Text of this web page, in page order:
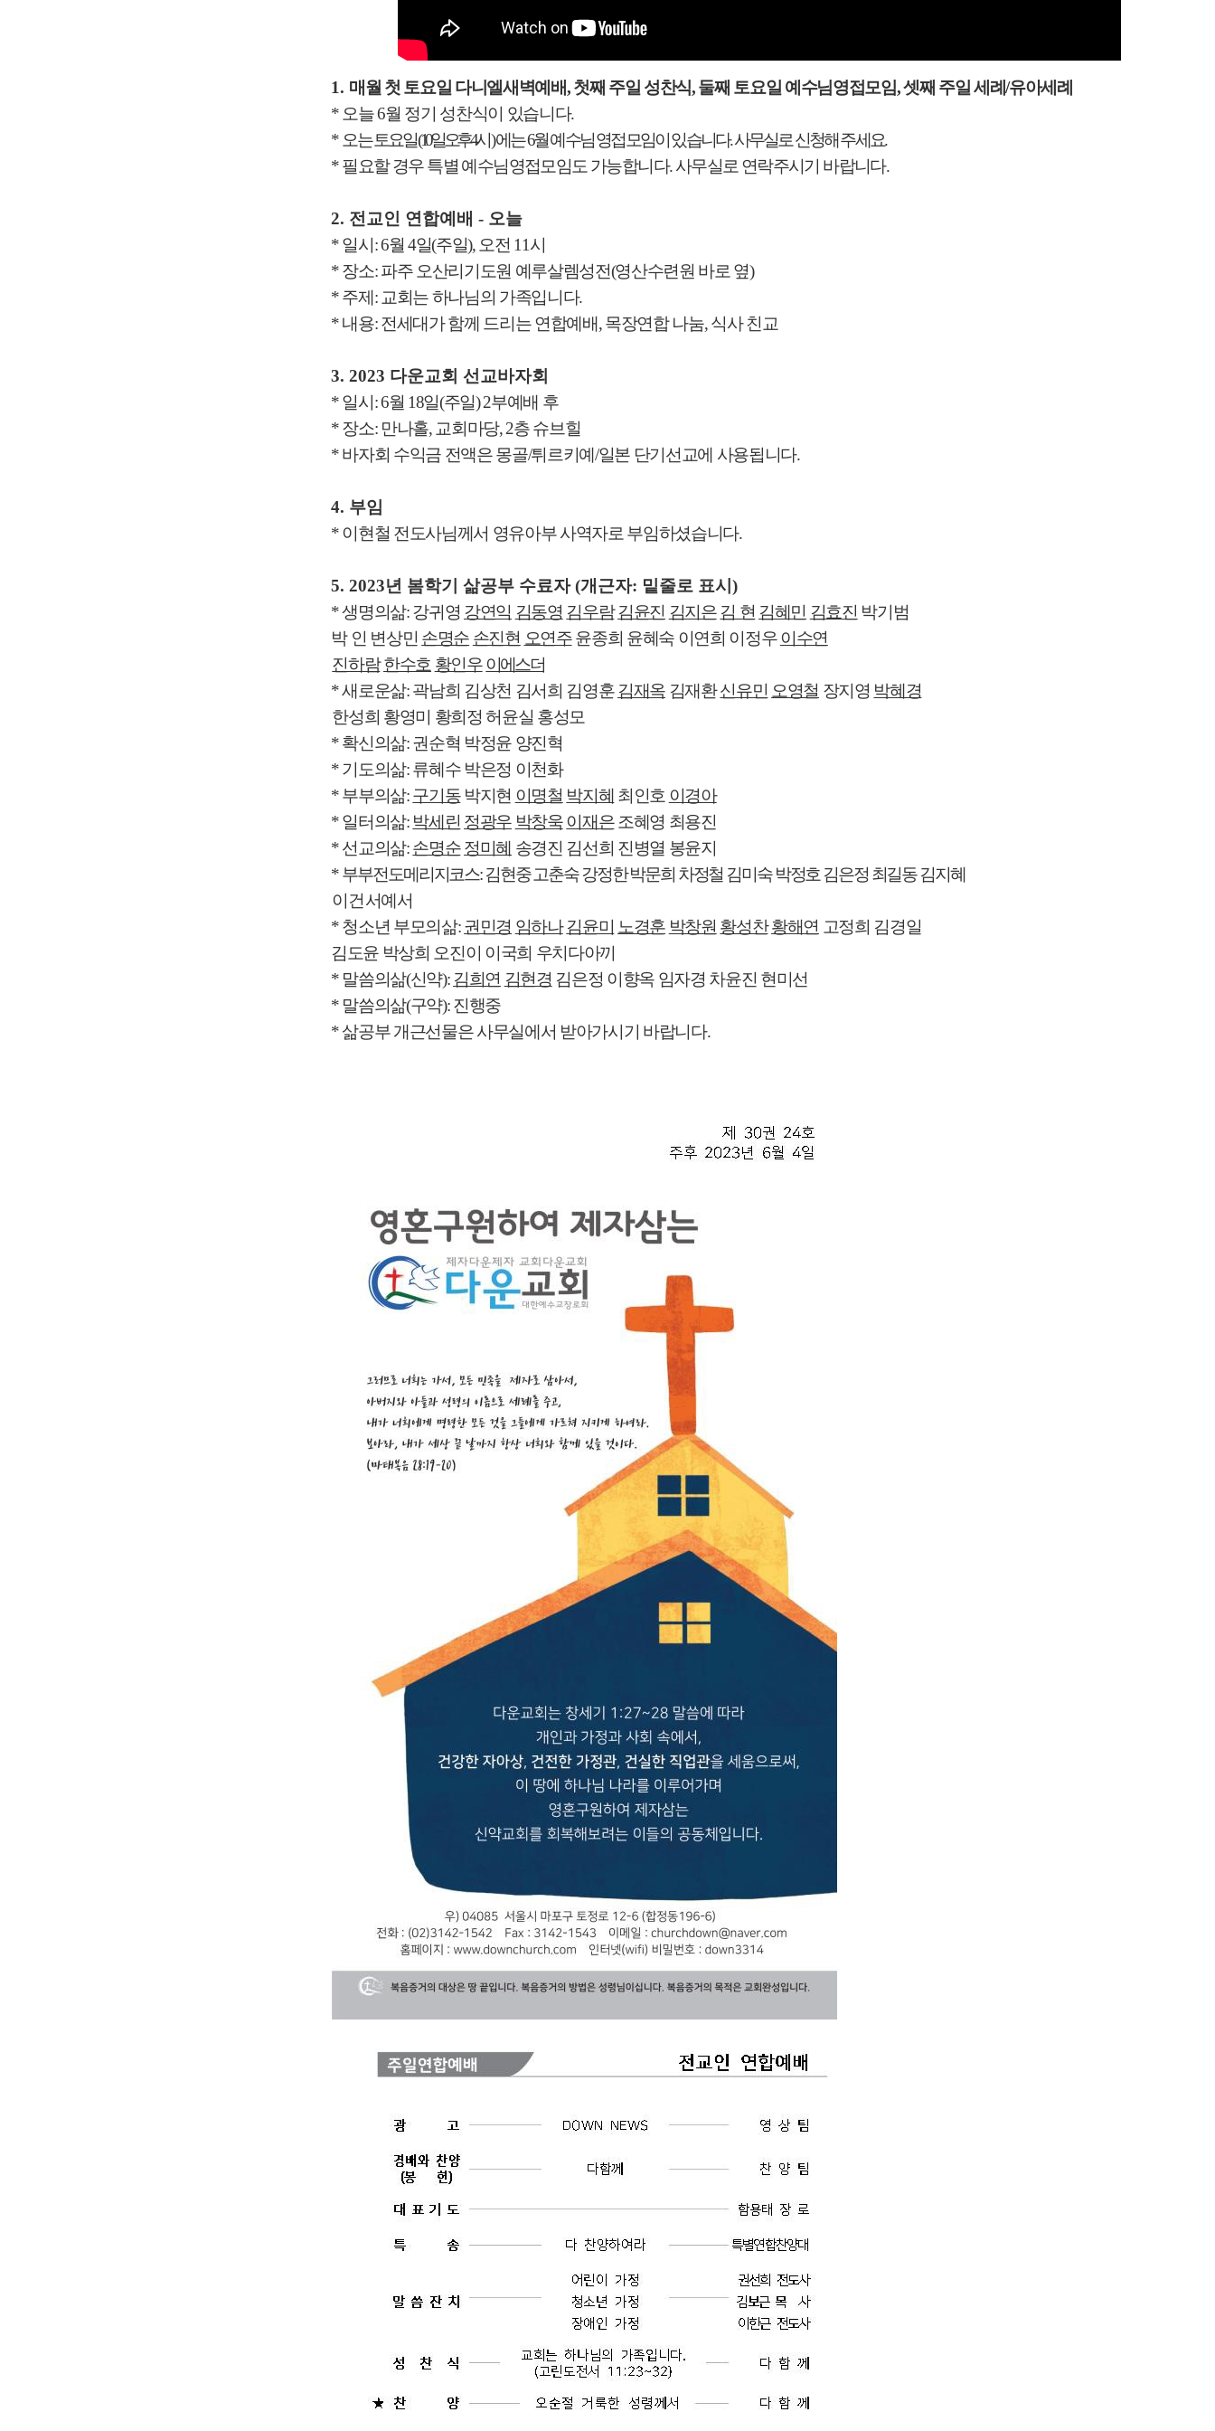
1. 매월 첫 토요일 다니엘새벽예배,첫째 주일 성찬식,둘째 토요일 예수님영접모임,셋째 주일 세례/유아세례
* 오늘6월 정기 성찬식이 있습니다.
* 오는 토요일(10일 오후4시 )에는6월 예수님 영접모임이 있습니다.사무실로 신청해 주세요.
*필요할 경우 특별 예수님영접모임도 가능합니다.사무실로 연락주시기 바랍니다.
2. 전교인 연합예배 - 오늘
*일시 : 6월4일(주일), 오전 11시
*장소:파주 오산리기도원 예루살렘성전(영산수련원 바로 옆)
*주제 : 교회는 하나님의 가족입니다.
*내용:전세대가 함께 드리는 연합예배,목장연합 나눔,식사 친교
3. 2023 다운교회 선교바자회
*일시 : 6월 18일(주일) 2부예배 후
*장소: 만나홀, 교회마당, 2층 슈브힐
*바자회 수익금 전액은 몽골/튀르키예/일본 단기선교에 사용됩니다.
4. 부임
* 이현철 전도사님께서 영유아부 사역자로 부임하셨습니다.
5. 2023년 봄학기 삶공부 수료자(개근자: 밑줄로 표시 )
*생명의삶:강귀영 강연익 김동영 김우람 김윤진 김지은 김 현 김혜민 김효진 박기범
박 인 변상민 손명순 손진현 오연주 윤종희 윤혜숙 이연희 이정우 이수연
진하람 한수호 황인우 이에스더
*새로운삶:곽남희 김상천 김서희 김영훈 김재옥 김재환신유민 오영철 장지영 박혜경
한성희 황영미 황희정 허윤실 홍성모
*확신의삶:권순혁 박정윤 양진혁
*기도의삶:류혜수 박은정 이천화
*부부의삶:구기동 박지현 이명철 박지혜 최인호 이경아
*일터의삶: 박세린 정광우 박창욱 이재은 조혜영 최용진
*선교의삶:손명순 정미혜 송경진 김선희 진병열 봉윤지
*부부전도메리지코스:김현중 고춘숙 강정한 박문희 차정철 김미숙 박정호 김은정 최길동 김지혜
이 건 서예서
*청소년 부모의삶:권민경 임하나 김윤미 노경훈 박창원 황성찬 황해연 고정희 김경일
김도윤 박상희 오진이 이국희 우치다아끼
* 말씀의삶(신약): 김희연 김현경 김은정 이향옥 임자경 차윤진 현미선
* 말씀의삶(구약):진행중
*삶공부 개근선물은 사무실에서 받아가시기 바랍니다.